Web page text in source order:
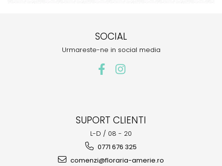
SOCIAL
Urmareste-ne in social media
SUPORT CLIENTI
L-D / 08 - 20
0771 676 325
comenzi@floraria-amerie.ro